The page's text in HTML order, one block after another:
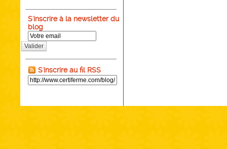
S'inscrire à la newsletter du
blog
Valider
S'inscrire au fil RSS